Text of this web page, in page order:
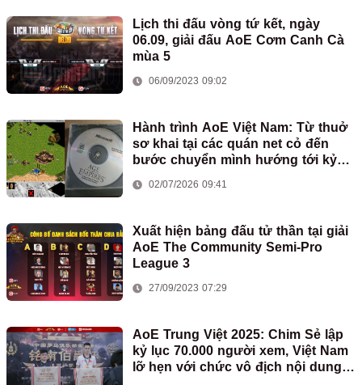
Lịch thi đấu vòng tứ kết, ngày
06.09, giải đấu AoE Cơm Canh Cà
mùa 5
06/09/2023 09:02
Hành trình AoE Việt Nam: Từ thuở
sơ khai tại các quán net cỏ đến
bước chuyển mình hướng tới kỷ
02/07/2026 09:41
Xuất hiện bảng đấu tử thần tại giải
AoE The Community Semi-Pro
League 3
27/09/2023 07:29
AoE Trung Việt 2025: Chim Sẻ lập
kỷ lục 70.000 người xem, Việt Nam
lỡ hẹn với chức vô địch nội dung